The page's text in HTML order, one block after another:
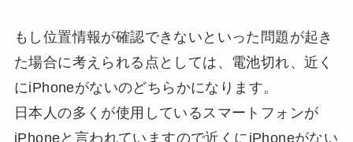
もし位置情報が確認できないといった問題が起き
た場合に考えられる点としては、電池切れ、近く
にiPhoneがないのどちらかになります。
日本人の多くが使用しているスマートフォンが
iPhoneと言われていますので近くにiPhoneがない